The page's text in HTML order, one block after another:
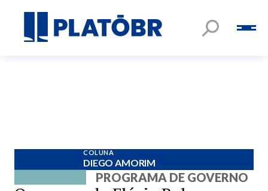
COLUNA
DIEGO AMORIM
PROGRAMA DE GOVERNO